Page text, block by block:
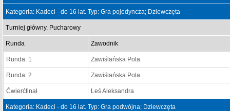
Kategoria: Kadeci - do 16 lat. Typ: Gra pojedyncza; Dziewczęta
Turniej główny. Pucharowy
Runda Zawodnik
Runda: 1 Zawiślańska Pola
Runda: 2 Zawiślańska Pola
Ćwierćfinał Leś Aleksandra
Kategoria: Kadeci - do 16 lat. Typ: Gra podwójna; Dziewczęta